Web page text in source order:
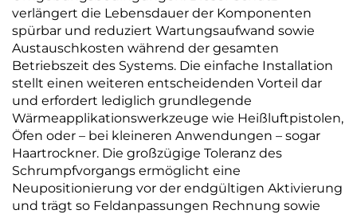
verlängert die Lebensdauer der Komponenten
spürbar und reduziert Wartungsaufwand sowie
Austauschkosten während der gesamten
Betriebszeit des Systems. Die einfache Installation
stellt einen weiteren entscheidenden Vorteil dar
und erfordert lediglich grundlegende
Wärmeapplikationswerkzeuge wie Heißluftpistolen,
Öfen oder – bei kleineren Anwendungen – sogar
Haartrockner. Die großzügige Toleranz des
Schrumpfvorgangs ermöglicht eine
Neupositionierung vor der endgültigen Aktivierung
und trägt so Feldanpassungen Rechnung sowie